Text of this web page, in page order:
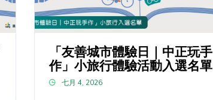
「友善城市體驗日｜中正玩手
作」小旅行體驗活動入選名單
七月 4, 2026